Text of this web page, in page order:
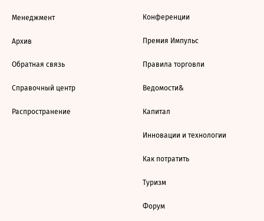
Менеджмент
Архив
Обратная связь
Справочный центр
Распространение
Конференции
Премия Импульс
Правила торговли
Ведомости&
Капитал
Инновации и технологии
Как потратить
Туризм
Форум